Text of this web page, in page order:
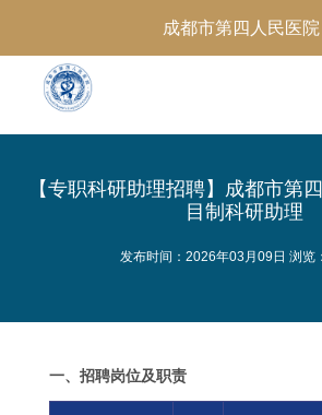
成都市第四人民医院
【专职科研助理招聘】成都市第
目制科研助理
发布时间：2026年03月09日 浏览：
一、招聘岗位及职责